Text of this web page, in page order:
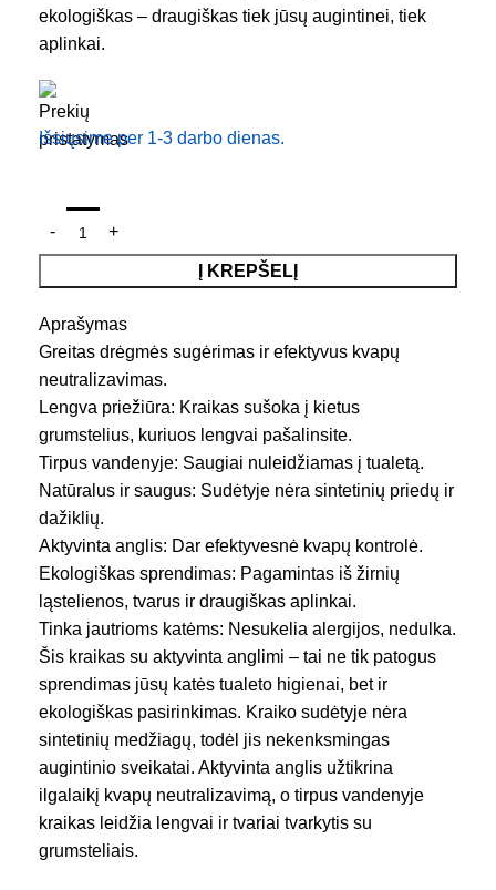
ekologiškas – draugiškas tiek jūsų augintinei, tiek
aplinkai.
Išsiųsime per 1-3 darbo dienas.
Į KREPŠELĮ
Aprašymas
Greitas drėgmės sugėrimas ir efektyvus kvapų
neutralizavimas.
Lengva priežiūra: Kraikas sušoka į kietus
grumstelius, kuriuos lengvai pašalinsite.
Tirpus vandenyje: Saugiai nuleidžiamas į tualetą.
Natūralus ir saugus: Sudėtyje nėra sintetinių priedų ir
dažiklių.
Aktyvinta anglis: Dar efektyvesnė kvapų kontrolė.
Ekologiškas sprendimas: Pagamintas iš žirnių
ląstelienos, tvarus ir draugiškas aplinkai.
Tinka jautrioms katėms: Nesukelia alergijos, nedulka.
Šis kraikas su aktyvinta anglimi – tai ne tik patogus
sprendimas jūsų katės tualeto higienai, bet ir
ekologiškas pasirinkimas. Kraiko sudėtyje nėra
sintetinių medžiagų, todėl jis nekenksmingas
augintinio sveikatai. Aktyvinta anglis užtikrina
ilgalaikį kvapų neutralizavimą, o tirpus vandenyje
kraikas leidžia lengvai ir tvariai tvarkytis su
grumsteliais.